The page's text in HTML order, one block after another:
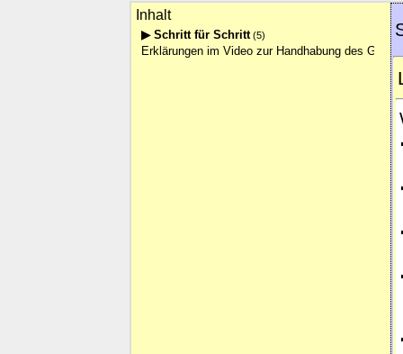
Inhalt
▶ Schritt für Schritt(5)
Erklärungen im Video zur Handhabung des